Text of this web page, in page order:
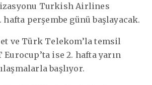
Turkish Airlines
hafta perşembe günü başlayacak.
ve Türk Telekom’la temsil
ise 2. hafta yarın
başlıyor.